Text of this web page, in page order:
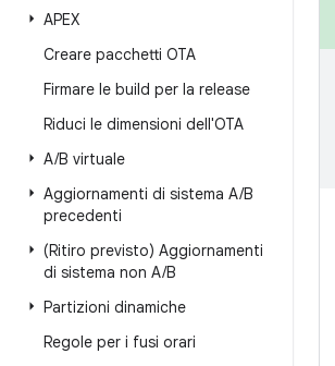
APEX
Creare pacchetti OTA
Firmare le build per la release
Riduci le dimensioni dell'OTA
A/B virtuale
Aggiornamenti di sistema A/B
precedenti
(Ritiro previsto) Aggiornamenti
di sistema non A/B
Partizioni dinamiche
Regole per i fusi orari